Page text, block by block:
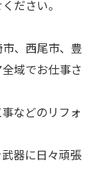
ださい。
、西尾市、豊
域でお仕事さ
などのリフォ
器に日々頑張